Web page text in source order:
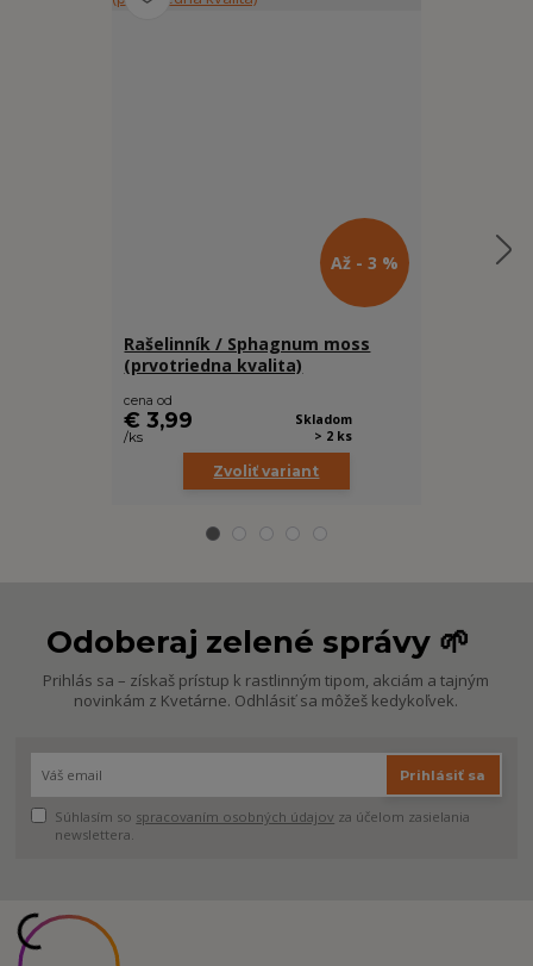
Až - 3 %
Rašelinník / Sphagnum moss
(prvotriedna kvalita)
cena od
€ 3,99
/ks
Skladom
> 2 ks
Zvoliť variant
Odoberaj zelené správy 🌱
Prihlás sa – získaš prístup k rastlinným tipom, akciám a tajným
novinkám z Kvetárne. Odhlásiť sa môžeš kedykoľvek.
Prihlásiť sa
Súhlasím so spracovaním osobných údajov za účelom zasielania
newslettera.